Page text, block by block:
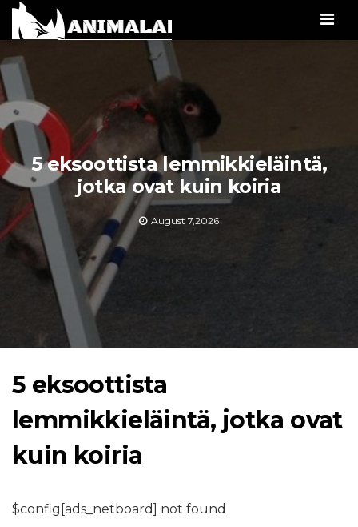
5 eksoottista lemmikkieläintä,
jotka ovat kuin koiria
August 7,2026
5 eksoottista
lemmikkieläintä, jotka ovat
kuin koiria
$config[ads_netboard] not found